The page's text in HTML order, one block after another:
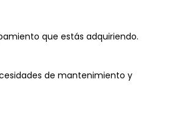
que estás adquiriendo.
de mantenimiento y